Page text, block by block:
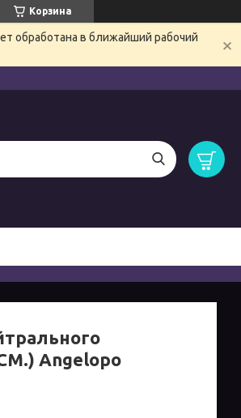
Корзина
обработана в ближайший рабочий
Angelopo